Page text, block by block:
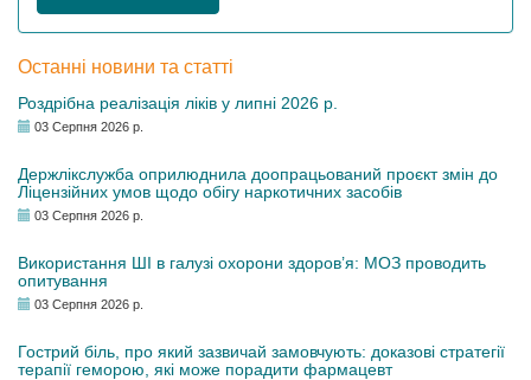
Останні новини та статті
Роздрібна реалізація ліків у липні 2026 р.
03 Серпня 2026 р.
Держлікслужба оприлюднила доопрацьований проєкт змін до
Ліцензійних умов щодо обігу наркотичних засобів
03 Серпня 2026 р.
Використання ШІ в галузі охорони здоров’я: МОЗ проводить
опитування
03 Серпня 2026 р.
Гострий біль, про який зазвичай замовчують: доказові стратегії
терапії геморою, які може порадити фармацевт